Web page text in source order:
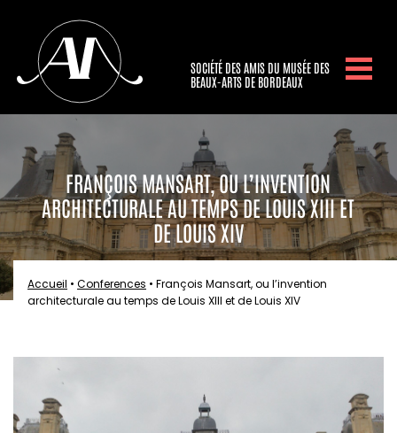
SOCIÉTÉ DES AMIS DU MUSÉE DES
BEAUX-ARTS DE BORDEAUX
FRANÇOIS MANSART, OU L’INVENTION
ARCHITECTURALE AU TEMPS DE LOUIS XIII ET
DE LOUIS XIV
Accueil • Conferences • François Mansart, ou l’invention
architecturale au temps de Louis XIII et de Louis XIV